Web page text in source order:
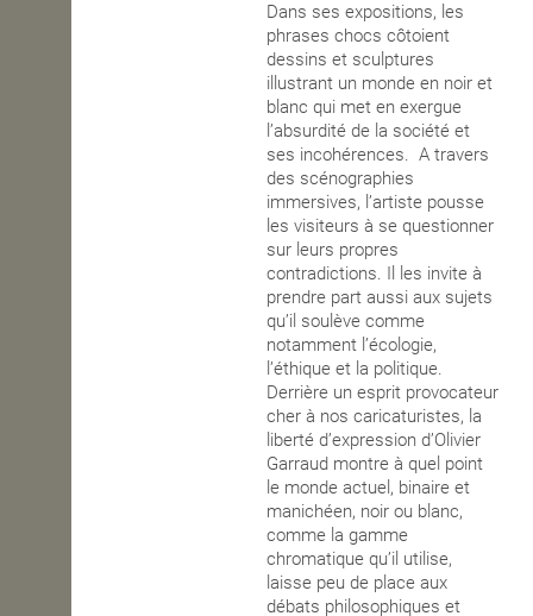
Dans ses expositions, les
phrases chocs côtoient
dessins et sculptures
illustrant un monde en noir et
blanc qui met en exergue
l’absurdité de la société et
ses incohérences. A travers
des scénographies
immersives, l’artiste pousse
les visiteurs à se questionner
sur leurs propres
contradictions. Il les invite à
prendre part aussi aux sujets
qu’il soulève comme
notamment l’écologie,
l’éthique et la politique.
Derrière un esprit provocateur
cher à nos caricaturistes, la
liberté d’expression d’Olivier
Garraud montre à quel point
le monde actuel, binaire et
manichéen, noir ou blanc,
comme la gamme
chromatique qu’il utilise,
laisse peu de place aux
débats philosophiques et